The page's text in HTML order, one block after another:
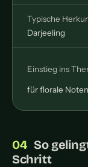
Typische
Darjeeling
Einstieg ins
für florale Noten
So
Schritt